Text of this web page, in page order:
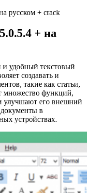
русском + crack
+ на
удобный текстовый
создавать и
такие как статьи,
множество функций,
улучшают его внешний
в
устройствах.